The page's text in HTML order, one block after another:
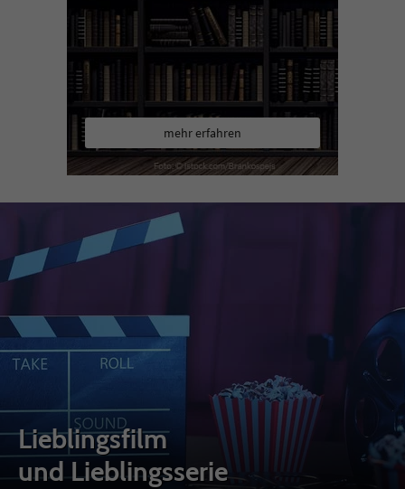
mehr erfahren
Lieblingsfilm
und Lieblingsserie